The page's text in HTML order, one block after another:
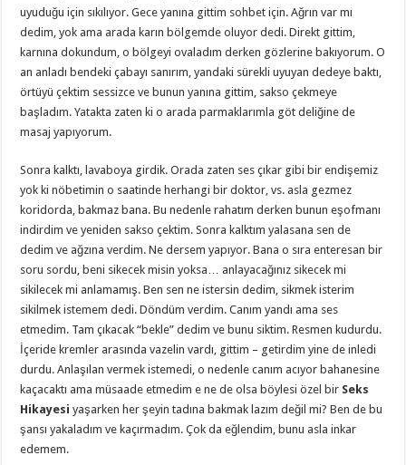
uyuduğu için sıkılıyor. Gece yanına gittim sohbet için. Ağrın var mı
dedim, yok ama arada karın bölgemde oluyor dedi. Direkt gittim,
karnına dokundum, o bölgeyi ovaladım derken gözlerine bakıyorum. O
an anladı bendeki çabayı sanırım, yandaki sürekli uyuyan dedeye baktı,
örtüyü çektim sessizce ve bunun yanına gittim, sakso çekmeye
başladım. Yatakta zaten ki o arada parmaklarımla göt deliğine de
masaj yapıyorum.
Sonra kalktı, lavaboya girdik. Orada zaten ses çıkar gibi bir endişemiz
yok ki nöbetimin o saatinde herhangi bir doktor, vs. asla gezmez
koridorda, bakmaz bana. Bu nedenle rahatım derken bunun eşofmanı
indirdim ve yeniden sakso çektim. Sonra kalktım yalasana sen de
dedim ve ağzına verdim. Ne dersem yapıyor. Bana o sıra enteresan bir
soru sordu, beni sikecek misin yoksa… anlayacağınız sikecek mi
sikilecek mi anlamamış. Ben sen ne istersin dedim, sikmek isterim
sikilmek istemem dedi. Döndüm verdim. Canım yandı ama ses
etmedim. Tam çıkacak “bekle” dedim ve bunu siktim. Resmen kudurdu.
İçeride kremler arasında vazelin vardı, gittim – getirdim yine de inledi
durdu. Anlaşılan vermek istemedi, o nedenle canım acıyor bahanesine
kaçacaktı ama müsaade etmedim e ne de olsa böylesi özel bir Seks
Hikayesi yaşarken her şeyin tadına bakmak lazım değil mi? Ben de bu
şansı yakaladım ve kaçırmadım. Çok da eğlendim, bunu asla inkar
edemem.